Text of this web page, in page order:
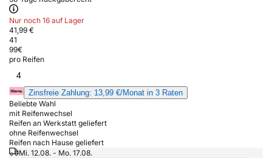
Nur noch 16 auf Lager
41,99 €
41
99€
pro Reifen
4
Zinsfreie Zahlung: 13,99 €/Monat in 3 Raten
Beliebte Wahl
mit Reifenwechsel
Reifen an Werkstatt geliefert
ohne Reifenwechsel
Reifen nach Hause geliefert
Mi. 12.08. - Mo. 17.08.